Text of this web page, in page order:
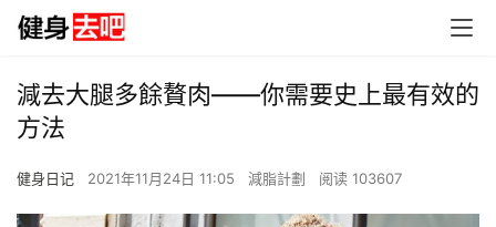
減去大腿多餘贅肉——你需要史上最有效的
方法
健身日记 2021年11月24日 11:05 減脂計劃 阅读 103607